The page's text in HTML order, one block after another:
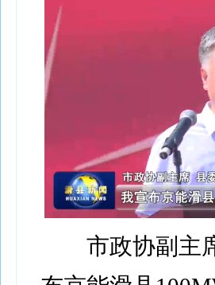
市政协副主席